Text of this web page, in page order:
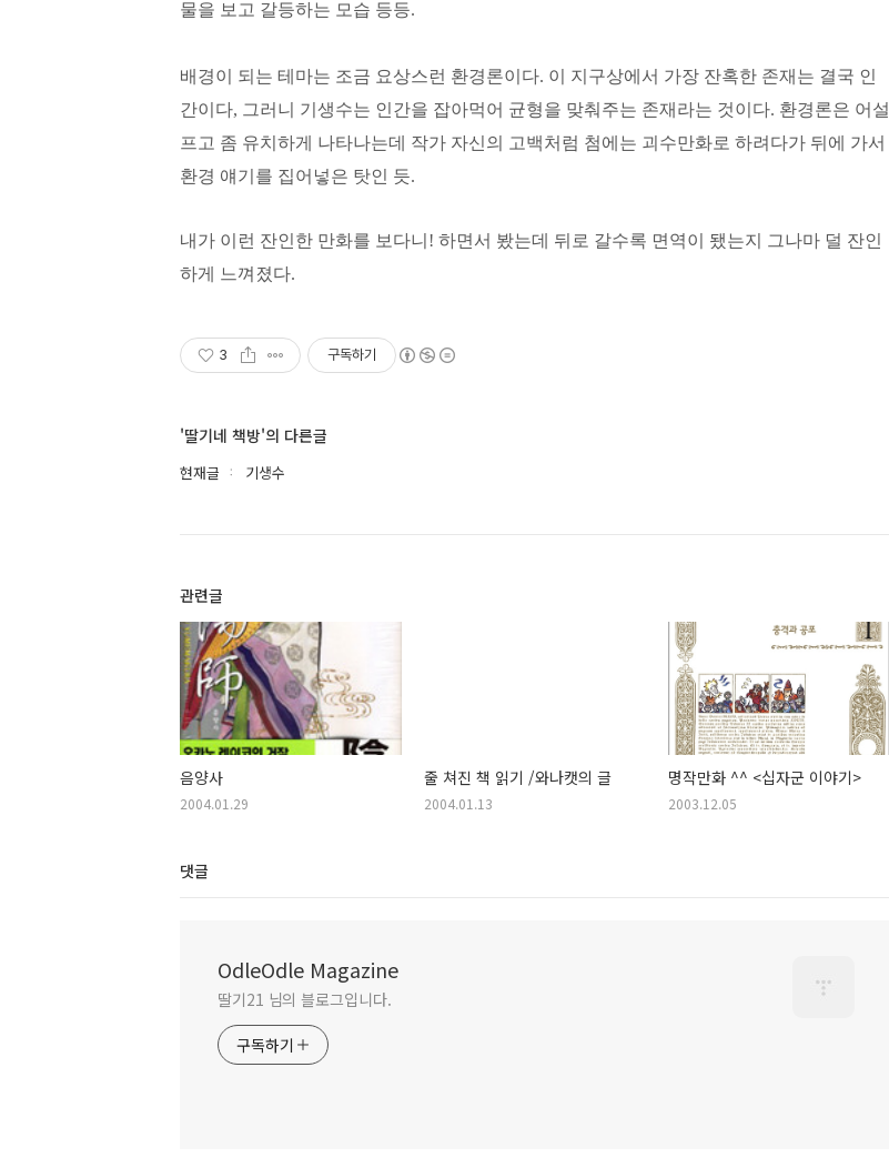
물을 보고 갈등하는 모습 등등.
배경이 되는 테마는 조금 요상스런 환경론이다. 이 지구상에서 가장 잔혹한 존재는 결국 인
간이다, 그러니 기생수는 인간을 잡아먹어 균형을 맞춰주는 존재라는 것이다. 환경론은 어설
프고 좀 유치하게 나타나는데 작가 자신의 고백처럼 첨에는 괴수만화로 하려다가 뒤에 가서
환경 얘기를 집어넣은 탓인 듯.
내가 이런 잔인한 만화를 보다니! 하면서 봤는데 뒤로 갈수록 면역이 됐는지 그나마 덜 잔인
하게 느껴졌다.
3 구독하기
'딸기네 책방'의 다른글
현재글 기생수
관련글
음양사
2004.01.29
줄 쳐진 책 읽기 /와나캣의 글
2004.01.13
명작만화 ^^ <십자군 이야기>
2003.12.05
댓글
OdleOdle Magazine
딸기21 님의 블로그입니다.
구독하기